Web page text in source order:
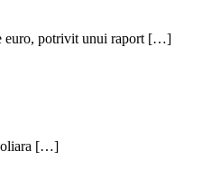
euro, potrivit unui raport […]
[…]